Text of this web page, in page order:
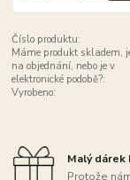
Číslo produktu:
Máme produkt skladem,
na objednání, nebo je v
elektronické podobě?:
Vyrobeno:
Malý dárek
Protože